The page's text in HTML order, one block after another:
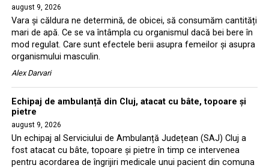
august 9, 2026
Vara și căldura ne determină, de obicei, să consumăm cantități
mari de apă. Ce se va întâmpla cu organismul dacă bei bere în
mod regulat. Care sunt efectele berii asupra femeilor și asupra
organismului masculin.
Alex Darvari
Echipaj de ambulanță din Cluj, atacat cu bâte, topoare și
pietre
august 9, 2026
Un echipaj al Serviciului de Ambulanță Județean (SAJ) Cluj a
fost atacat cu bâte, topoare și pietre în timp ce intervenea
pentru acordarea de îngrijiri medicale unui pacient din comuna